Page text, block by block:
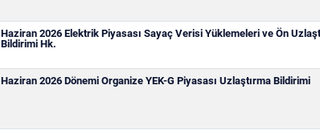
Haziran 2026 Elektrik Piyasası Sayaç Verisi Yüklemeleri ve Ön
Bildirimi Hk.
Haziran 2026 Dönemi Organize YEK-G Piyasası Uzlaştırma Bildirimi